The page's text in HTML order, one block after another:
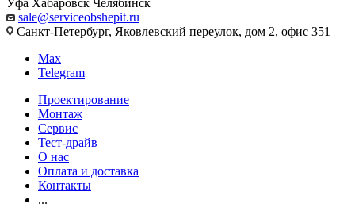
Уфа Хабаровск Челябинск
sale@serviceobshepit.ru
Санкт-Петербург, Яковлевский переулок, дом 2, офис 351
Max
Telegram
Проектирование
Монтаж
Сервис
Тест-драйв
О нас
Оплата и доставка
Контакты
...